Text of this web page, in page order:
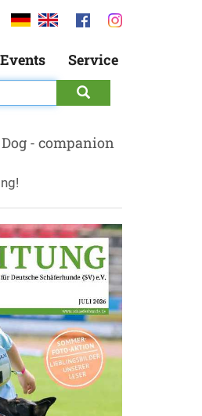
Events Service
- companion